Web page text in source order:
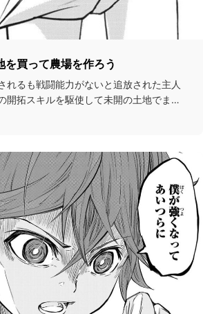
を買って農場を作ろう
れるも戦闘能力がないと追放された主人
開拓スキルを駆使して未開の土地でまっ